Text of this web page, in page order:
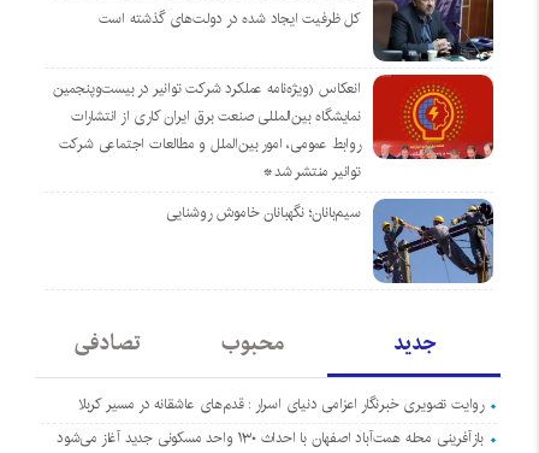
کل ظرفیت ایجاد شده در دولت‌های گذشته است
انعکاس (ویژه‌نامه عملکرد شرکت توانیر در بیست‌وپنجمین
نمایشگاه بین‌المللی صنعت برق ایران کاری از انتشارات
روابط عمومی، امور بین‌الملل و مطالعات اجتماعی شرکت
توانیر منتشر شد*
سیم‌بانان؛ نگهبانان خاموش روشنایی
جدید محبوب تصادفی
روایت تصویری خبرنگار اعزامی دنیای اسرار : قدم‌های عاشقانه در مسیر کربلا
بازآفرینی محله همت‌آباد اصفهان با احداث ۱۳۰ واحد مسکونی جدید آغاز می‌شود